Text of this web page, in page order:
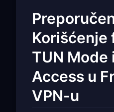
Korišćenje
TUN Mode
Access u
VPN-u